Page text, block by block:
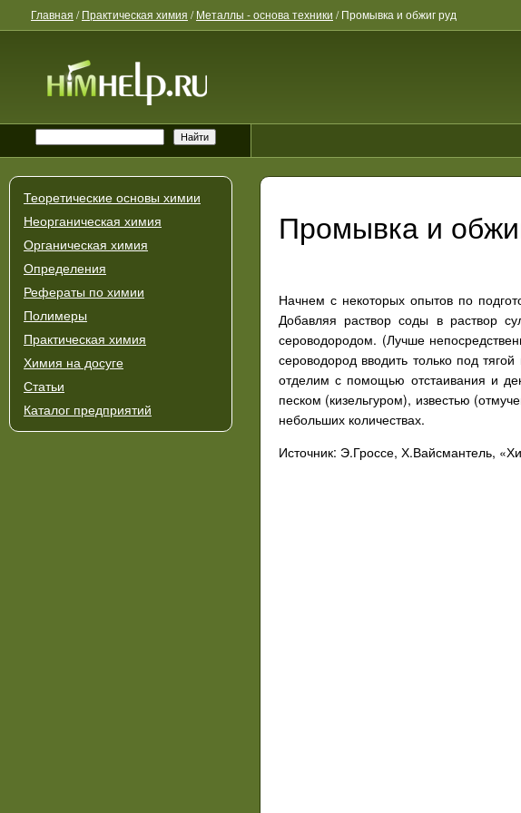
Главная /Практическая химия /Металлы - основа техники /Промывка и обжиг руд
Теоретические основы химии
Неорганическая химия
Органическая химия
Определения
Рефераты по химии
Полимеры
Практическая химия
Химия на досуге
Статьи
Каталог предприятий
Промывка и
Начнем с некоторых опытов по
Добавляя раствор соды в раствор
сероводородом. (Лучше
сероводород вводить только под
отделим с помощью отстаивания и
песком (кизельгуром), известью
небольших количествах.
Источник: Э.Гроссе, Х.Вайсмантель,